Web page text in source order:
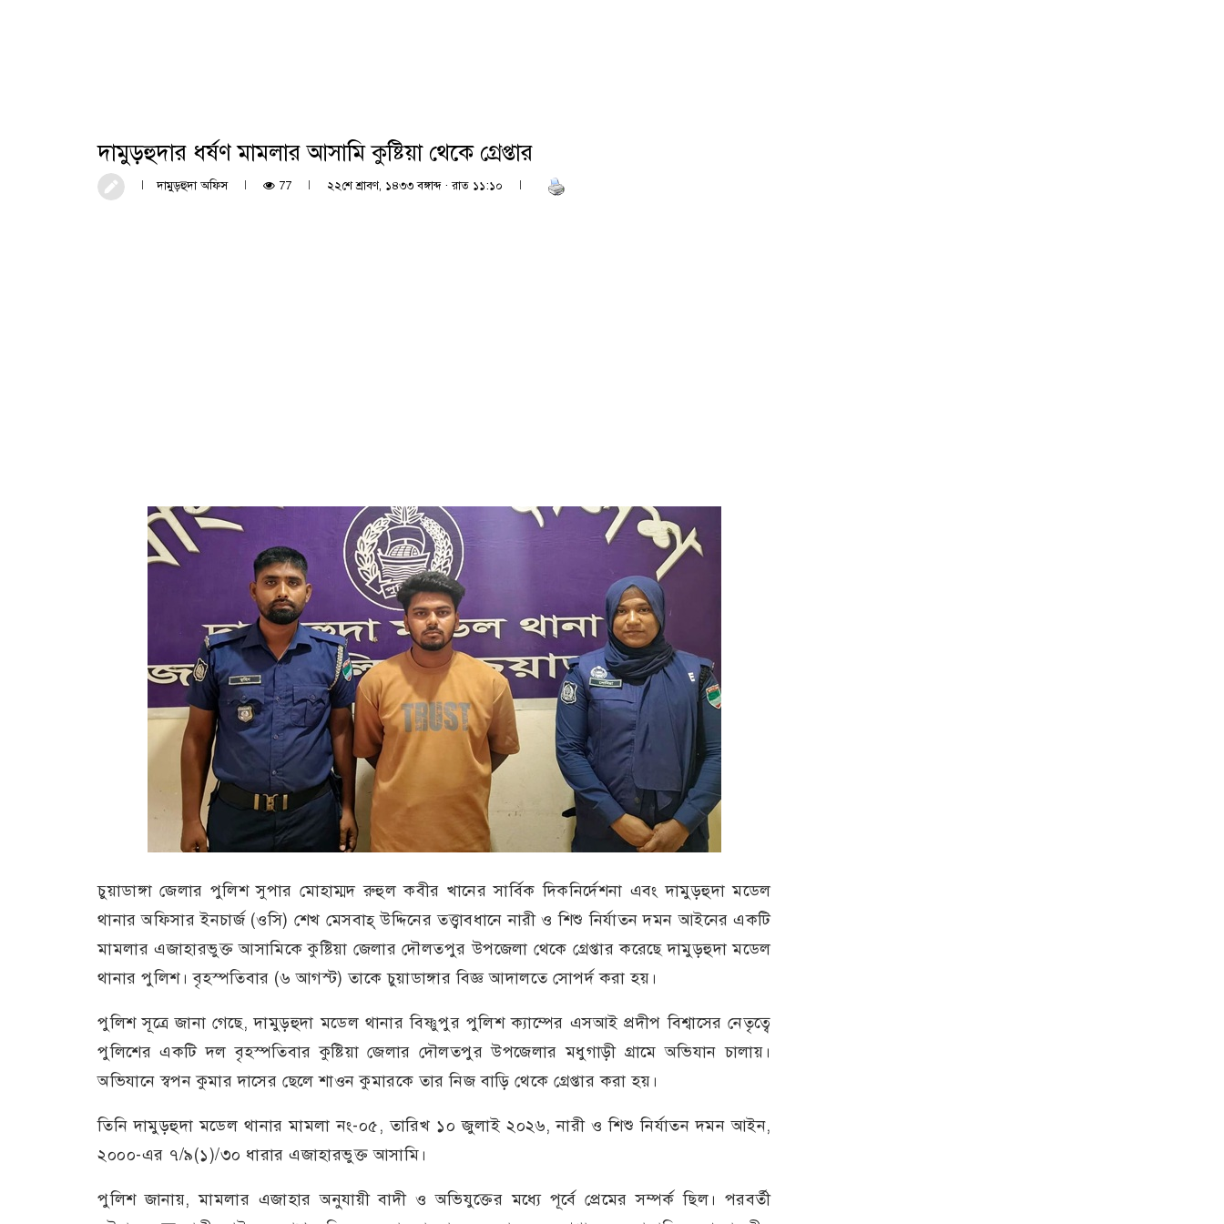
দামুড়হুদার ধর্ষণ মামলার আসামি কুষ্টিয়া থেকে গ্রেপ্তার
দামুড়হুদা অফিস 77 ২২শে শ্রাবণ, ১৪৩৩ বঙ্গাব্দ · রাত ১১:১০
চুয়াডাঙ্গা জেলার পুলিশ সুপার মোহাম্মদ রুহুল কবীর খানের সার্বিক দিকনির্দেশনা এবং দামুড়হুদা মডেল
থানার অফিসার ইনচার্জ (ওসি) শেখ মেসবাহ্ উদ্দিনের তত্ত্বাবধানে নারী ও শিশু নির্যাতন দমন আইনের একটি
মামলার এজাহারভুক্ত আসামিকে কুষ্টিয়া জেলার দৌলতপুর উপজেলা থেকে গ্রেপ্তার করেছে দামুড়হুদা মডেল
থানার পুলিশ। বৃহস্পতিবার (৬ আগস্ট) তাকে চুয়াডাঙ্গার বিজ্ঞ আদালতে সোপর্দ করা হয়।
পুলিশ সূত্রে জানা গেছে, দামুড়হুদা মডেল থানার বিষ্ণুপুর পুলিশ ক্যাম্পের এসআই প্রদীপ বিশ্বাসের নেতৃত্বে
পুলিশের একটি দল বৃহস্পতিবার কুষ্টিয়া জেলার দৌলতপুর উপজেলার মধুগাড়ী গ্রামে অভিযান চালায়।
অভিযানে স্বপন কুমার দাসের ছেলে শাওন কুমারকে তার নিজ বাড়ি থেকে গ্রেপ্তার করা হয়।
তিনি দামুড়হুদা মডেল থানার মামলা নং-০৫, তারিখ ১০ জুলাই ২০২৬, নারী ও শিশু নির্যাতন দমন আইন,
২০০০-এর ৭/৯(১)/৩০ ধারার এজাহারভুক্ত আসামি।
পুলিশ জানায়, মামলার এজাহার অনুযায়ী বাদী ও অভিযুক্তের মধ্যে পূর্বে প্রেমের সম্পর্ক ছিল। পরবর্তী